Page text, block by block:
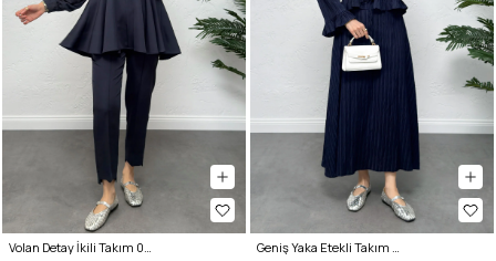
Volan Detay İkili Takım 0071 - LACİVERT Geniş Yaka Etekli Takım Y0091 - LACİVERT